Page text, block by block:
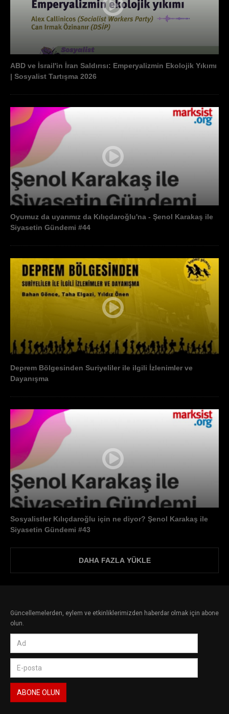
ABD ve İsrail'in İran Saldırısı: Emperyalizmin Ekolojik Yıkımı
| Sosyalist Tartışma 2026
Oyumuz da uyarımız da Kılıçdaroğlu'na - Şenol Karakaş ile
Siyasetin Gündemi #44
Deprem Bölgesinden Suriyeliler ile ilgili İzlenimler ve
Dayanışma
Sosyalistler Kılıçdaroğlu için ne diyor? Şenol Karakaş ile
Siyasetin Gündemi #43
DAHA FAZLA YÜKLE
Güncellemelerden, eylem ve etkinliklerimizden haberdar olmak için abone
olun.